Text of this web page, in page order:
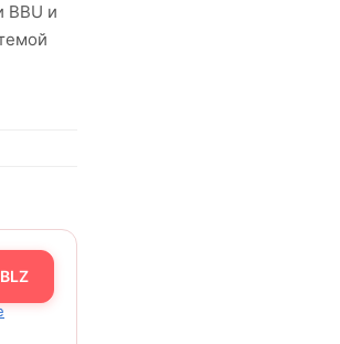
BBU и